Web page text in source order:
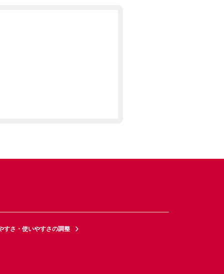
すさ・使いやすさの調整